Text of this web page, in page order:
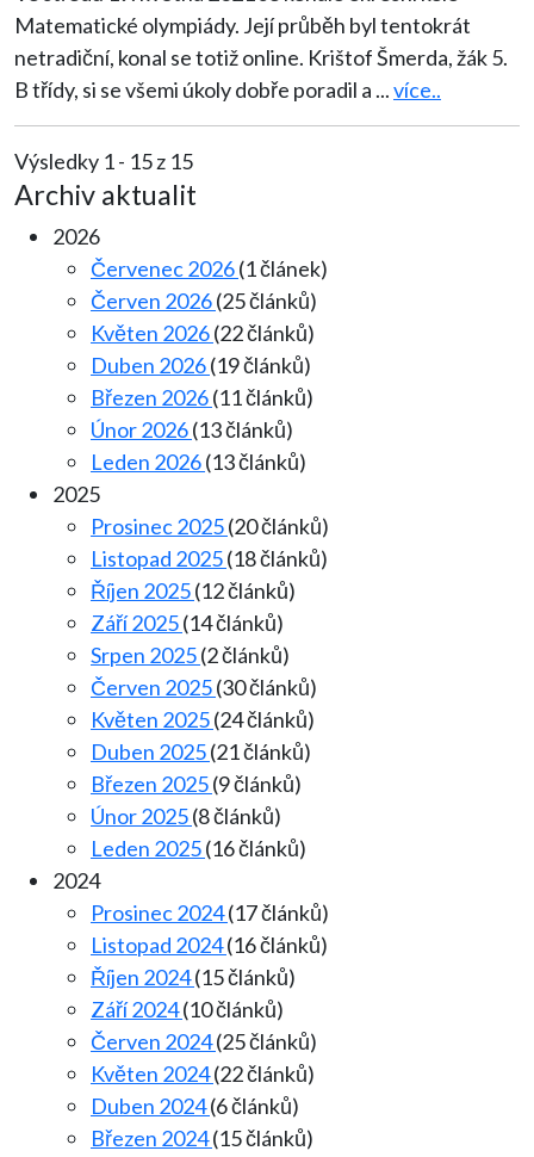
Matematické olympiády. Její průběh byl tentokrát
netradiční, konal se totiž online. Krištof Šmerda, žák 5.
B třídy, si se všemi úkoly dobře poradil a ...více..
Výsledky 1 - 15 z 15
Archiv aktualit
2026
Červenec 2026(1 článek)
Červen 2026(25 článků)
Květen 2026(22 článků)
Duben 2026(19 článků)
Březen 2026(11 článků)
Únor 2026(13 článků)
Leden 2026(13 článků)
2025
Prosinec 2025(20 článků)
Listopad 2025(18 článků)
Říjen 2025(12 článků)
Září 2025(14 článků)
Srpen 2025(2 článků)
Červen 2025(30 článků)
Květen 2025(24 článků)
Duben 2025(21 článků)
Březen 2025(9 článků)
Únor 2025(8 článků)
Leden 2025(16 článků)
2024
Prosinec 2024(17 článků)
Listopad 2024(16 článků)
Říjen 2024(15 článků)
Září 2024(10 článků)
Červen 2024(25 článků)
Květen 2024(22 článků)
Duben 2024(6 článků)
Březen 2024(15 článků)